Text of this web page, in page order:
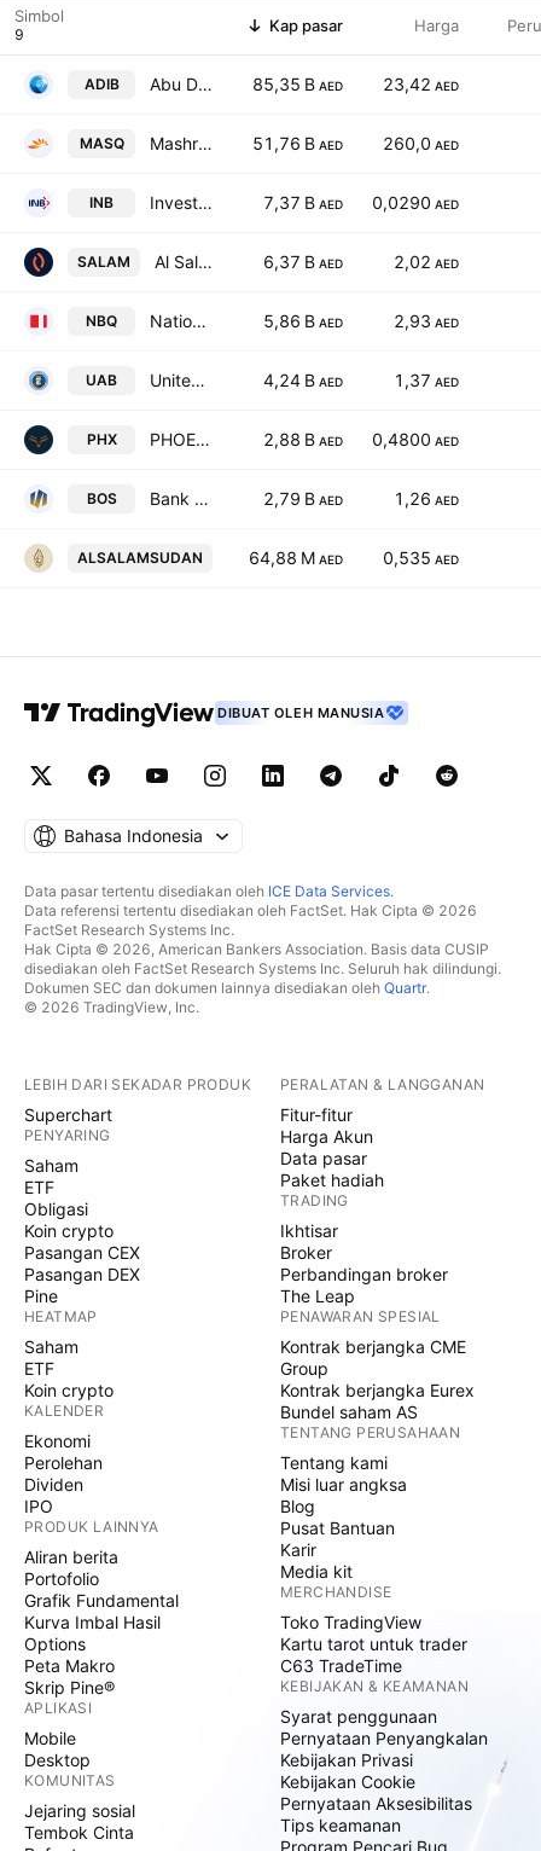
Simbol Kap pasar Harga
ADIB Abu Dhabi Islamic Bank 85,35 B AED 23,42 AED
MASQ Mashreqbank PSC 51,76 B AED 260,0 AED
INB Invest Bank 7,37 B AED 0,0290 AED
SALAM Al Salam Bank B.S.C. 6,37 B AED 2,02 AED
NBQ National Bank of Umm Al Qaiwain 5,86 B AED 2,93 AED
UAB United Arab Bank 4,24 B AED 1,37 AED
PHX PHOENIX GROUP PLC 2,88 B AED 0,4800 AED
BOS Bank of Sharjah 2,79 B AED 1,26 AED
ALSALAMSUDAN Al Salam Bank Sudan
64,88 M AED 0,535 AED
DIBUAT OLEH MANUSIA
Bahasa Indonesia
Data pasar tertentu disediakan oleh ICE Data Services.
Data referensi tertentu disediakan oleh FactSet. Hak Cipta © 2026
FactSet Research Systems Inc.
Hak Cipta © 2026, American Bankers Association. Basis data CUSIP
disediakan oleh FactSet Research Systems Inc. Seluruh hak dilindungi.
Dokumen SEC dan dokumen lainnya disediakan oleh Quartr.
© 2026 TradingView, Inc.
LEBIH DARI SEKADAR PRODUK
Superchart
PENYARING
Saham
ETF
Obligasi
Koin crypto
Pasangan CEX
Pasangan DEX
Pine
HEATMAP
Saham
ETF
Koin crypto
KALENDER
Ekonomi
Perolehan
Dividen
IPO
PRODUK LAINNYA
Aliran berita
Portofolio
Grafik Fundamental
Kurva Imbal Hasil
Options
Peta Makro
Skrip Pine®
APLIKASI
Mobile
Desktop
KOMUNITAS
Jejaring sosial
Tembok Cinta
PERALATAN & LANGGANAN
Fitur-fitur
Harga Akun
Data pasar
Paket hadiah
TRADING
Ikhtisar
Broker
Perbandingan broker
The Leap
PENAWARAN SPESIAL
Kontrak berjangka CME
Group
Kontrak berjangka Eurex
Bundel saham AS
TENTANG PERUSAHAAN
Tentang kami
Misi luar angksa
Blog
Pusat Bantuan
Karir
Media kit
MERCHANDISE
Toko TradingView
Kartu tarot untuk trader
C63 TradeTime
KEBIJAKAN & KEAMANAN
Syarat penggunaan
Pernyataan Penyangkalan
Kebijakan Privasi
Kebijakan Cookie
Pernyataan Aksesibilitas
Tips keamanan
Program Pencari Bug